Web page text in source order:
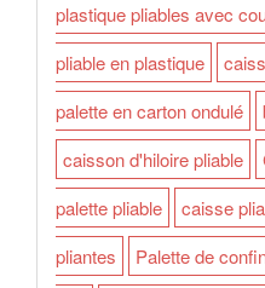
plastique pliables avec
pliable en plastique
palette en carton ondulé
caisson d'hiloire pliable
palette pliable
caisse
pliantes
Palette de